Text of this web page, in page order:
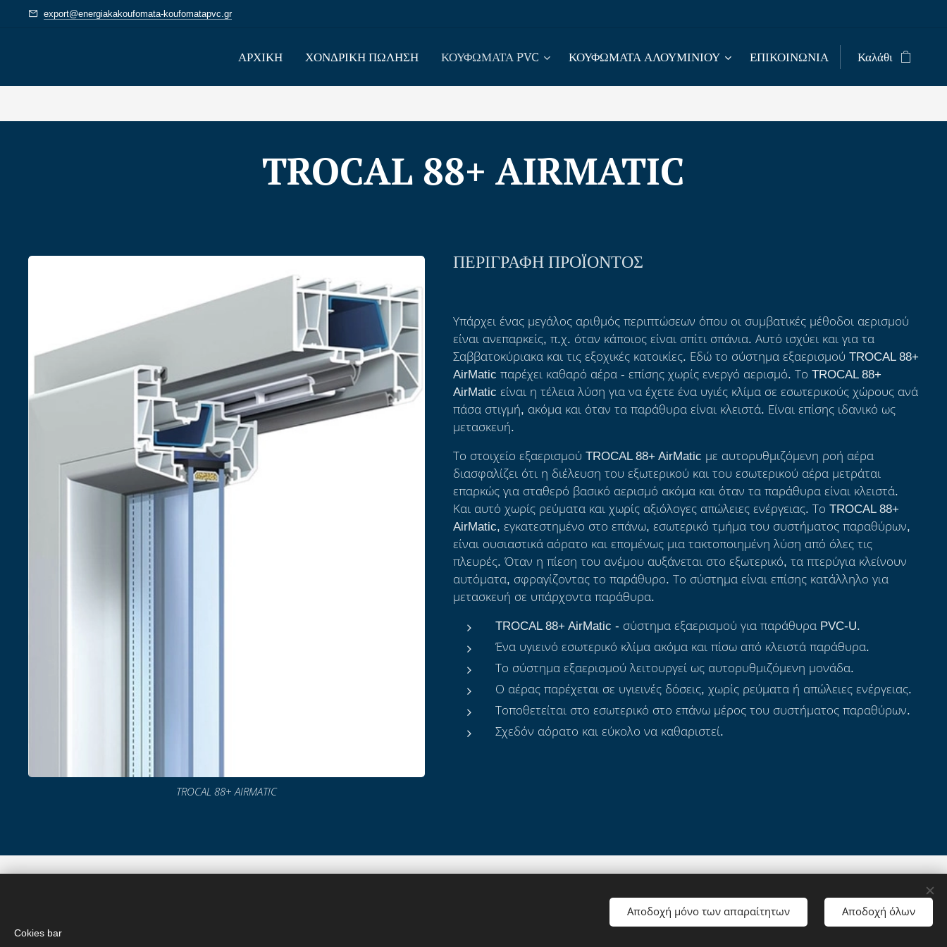
export@energiakakoufomata-koufomatapvc.gr
ΑΡΧΙΚΗ ΧΟΝΔΡΙΚΗ ΠΩΛΗΣΗ ΚΟΥΦΩΜΑΤΑ PVC ΚΟΥΦΩΜΑΤΑ ΑΛΟΥΜΙΝΙΟΥ ΕΠΙΚΟΙΝΩΝΙΑ Καλάθι
TROCAL 88+ AIRMATIC
TROCAL 88+ AIRMATIC
ΠΕΡΙΓΡΑΦΗ ΠΡΟΪΟΝΤΟΣ
Υπάρχει ένας μεγάλος αριθμός περιπτώσεων όπου οι συμβατικές μέθοδοι αερισμού
είναι ανεπαρκείς, π.χ. όταν κάποιος είναι σπίτι σπάνια. Αυτό ισχύει και για τα
Σαββατοκύριακα και τις εξοχικές κατοικίες. Εδώ το σύστημα εξαερισμού TROCAL 88+
AirMatic παρέχει καθαρό αέρα - επίσης χωρίς ενεργό αερισμό. Το TROCAL 88+
AirMatic είναι η τέλεια λύση για να έχετε ένα υγιές κλίμα σε εσωτερικούς χώρους ανά
πάσα στιγμή, ακόμα και όταν τα παράθυρα είναι κλειστά. Είναι επίσης ιδανικό ως
μετασκευή.
Το στοιχείο εξαερισμού TROCAL 88+ AirMatic με αυτορυθμιζόμενη ροή αέρα
διασφαλίζει ότι η διέλευση του εξωτερικού και του εσωτερικού αέρα μετράται
επαρκώς για σταθερό βασικό αερισμό ακόμα και όταν τα παράθυρα είναι κλειστά.
Και αυτό χωρίς ρεύματα και χωρίς αξιόλογες απώλειες ενέργειας. Το TROCAL 88+
AirMatic, εγκατεστημένο στο επάνω, εσωτερικό τμήμα του συστήματος παραθύρων,
είναι ουσιαστικά αόρατο και επομένως μια τακτοποιημένη λύση από όλες τις
πλευρές. Όταν η πίεση του ανέμου αυξάνεται στο εξωτερικό, τα πτερύγια κλείνουν
αυτόματα, σφραγίζοντας το παράθυρο. Το σύστημα είναι επίσης κατάλληλο για
μετασκευή σε υπάρχοντα παράθυρα.
TROCAL 88+ AirMatic - σύστημα εξαερισμού για παράθυρα PVC-U.
Ένα υγιεινό εσωτερικό κλίμα ακόμα και πίσω από κλειστά παράθυρα.
Το σύστημα εξαερισμού λειτουργεί ως αυτορυθμιζόμενη μονάδα.
Ο αέρας παρέχεται σε υγιεινές δόσεις, χωρίς ρεύματα ή απώλειες ενέργειας.
Τοποθετείται στο εσωτερικό στο επάνω μέρος του συστήματος παραθύρων.
Σχεδόν αόρατο και εύκολο να καθαριστεί.
Cokies bar
Αποδοχή μόνο των απαραίτητων Αποδοχή όλων